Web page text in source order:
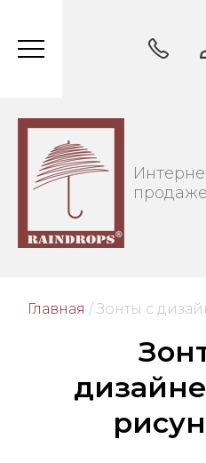
Главная / Зонты с